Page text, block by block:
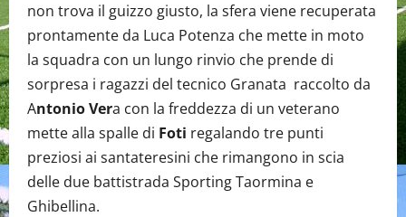
non trova il guizzo giusto, la sfera viene recuperata
prontamente da Luca Potenza che mette in moto
la squadra con un lungo rinvio che prende di
sorpresa i ragazzi del tecnico Granata raccolto da
Antonio Vera con la freddezza di un veterano
mette alla spalle di Foti regalando tre punti
preziosi ai santateresini che rimangono in scia
delle due battistrada Sporting Taormina e
Ghibellina.